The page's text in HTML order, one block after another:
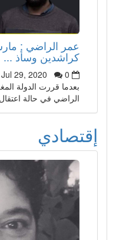
عمر الراضي :
كراشدين وسأذ ...
Jul 29, 2020
0
بعدما قررت الدولة
الراضي في حالة
إقتصادي